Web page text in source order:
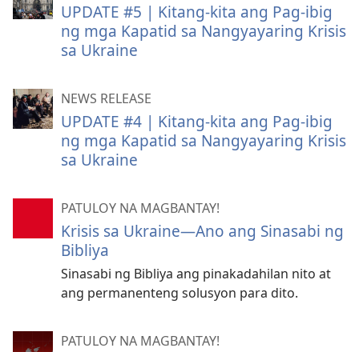
UPDATE #5 | Kitang-kita ang Pag-ibig
ng mga Kapatid sa Nangyayaring Krisis
sa Ukraine
NEWS RELEASE
UPDATE #4 | Kitang-kita ang Pag-ibig
ng mga Kapatid sa Nangyayaring Krisis
sa Ukraine
PATULOY NA MAGBANTAY!
Krisis sa Ukraine—Ano ang Sinasabi ng
Bibliya
Sinasabi ng Bibliya ang pinakadahilan nito at
ang permanenteng solusyon para dito.
PATULOY NA MAGBANTAY!